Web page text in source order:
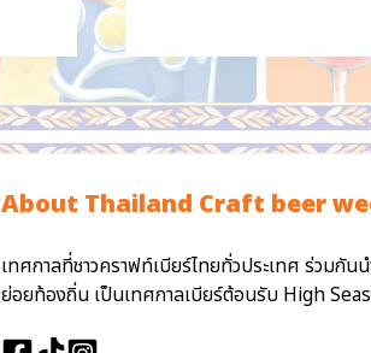
About Thailand Craft beer
เทศกาลที่ชาวคราฟท์เบียร์ไทยทั่วประเทศ ร่วมกั
ย่อยท้องถิ่น เป็นเทศกาลเบียร์ต้อนรับ High